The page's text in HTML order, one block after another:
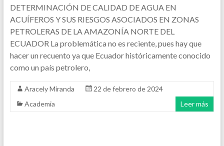
DETERMINACIÓN DE CALIDAD DE AGUA EN
ACUÍFEROS Y SUS RIESGOS ASOCIADOS EN ZONAS
PETROLERAS DE LA AMAZONÍA NORTE DEL
ECUADOR La problemática no es reciente, pues hay que
hacer un recuento ya que Ecuador históricamente conocido
como un país petrolero,
Aracely Miranda
22 de febrero de 2024
Academia
Leer más